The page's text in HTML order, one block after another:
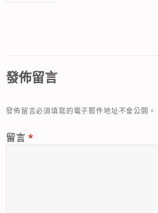
發佈留言
發佈留言必須填寫的電子郵件地址不會公開。
留言 *